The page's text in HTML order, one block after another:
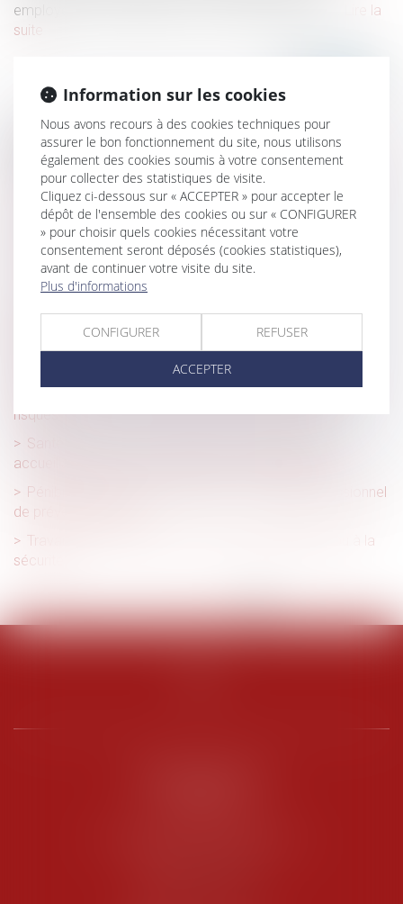
employeurs, les employés et la société en général...
Lire la
suite
Historique
Une tentative de suicide survenue en raison du travail
constitue un accident du travail
Port de chaussures de sécurité obligatoire : une
protection essentielle pour les travailleurs
Accident en télétravail, un petit tour d’Europe
l’amiante et saisine antérieure à l’inscription de
l’établissement
Alcool au volant : les obligations de l'employeur en
risques
Santé au travail : mémento pour les employeurs
accueillant des jeunes en formation professionnelle
Pénibilité, usure professionnelle : le compte professionnel
de prévention (C2P)
Travaux de maintenance : priorité au dépannage ou à la
sécurité ?
<< < 1 2 3 4 5 > >>
Information sur les cookies
Nous avons recours à des cookies techniques pour
assurer le bon fonctionnement du site, nous utilisons
également des cookies soumis à votre consentement
pour collecter des statistiques de visite.
Cliquez ci-dessous sur « ACCEPTER » pour accepter le
dépôt de l'ensemble des cookies ou sur « CONFIGURER
» pour choisir quels cookies nécessitant votre
consentement seront déposés (cookies statistiques),
avant de continuer votre visite du site.
Plus d'informations
CONFIGURER REFUSER
ACCEPTER